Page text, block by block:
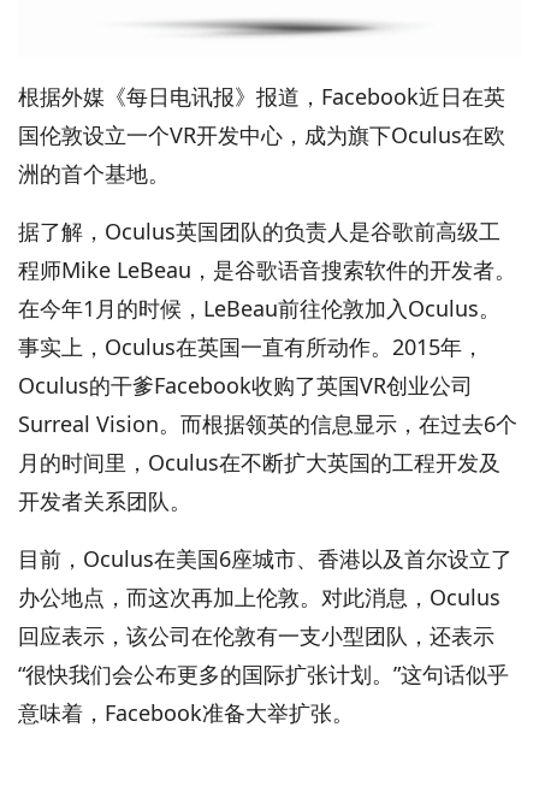
根据外媒《每日电讯报》报道，Facebook近日在英
国伦敦设立一个VR开发中心，成为旗下Oculus在欧
洲的首个基地。
据了解，Oculus英国团队的负责人是谷歌前高级工
程师Mike LeBeau，是谷歌语音搜索软件的开发者。
在今年1月的时候，LeBeau前往伦敦加入Oculus。
事实上，Oculus在英国一直有所动作。2015年，
Oculus的干爹Facebook收购了英国VR创业公司
Surreal Vision。而根据领英的信息显示，在过去6个
月的时间里，Oculus在不断扩大英国的工程开发及
开发者关系团队。
目前，Oculus在美国6座城市、香港以及首尔设立了
办公地点，而这次再加上伦敦。对此消息，Oculus
回应表示，该公司在伦敦有一支小型团队，还表示
“很快我们会公布更多的国际扩张计划。”这句话似乎
意味着，Facebook准备大举扩张。